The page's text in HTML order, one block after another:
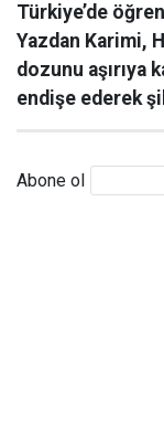
Türkiye’de
Yazdan Karimi,
dozunu aşırıya
endişe ederek
Abone ol